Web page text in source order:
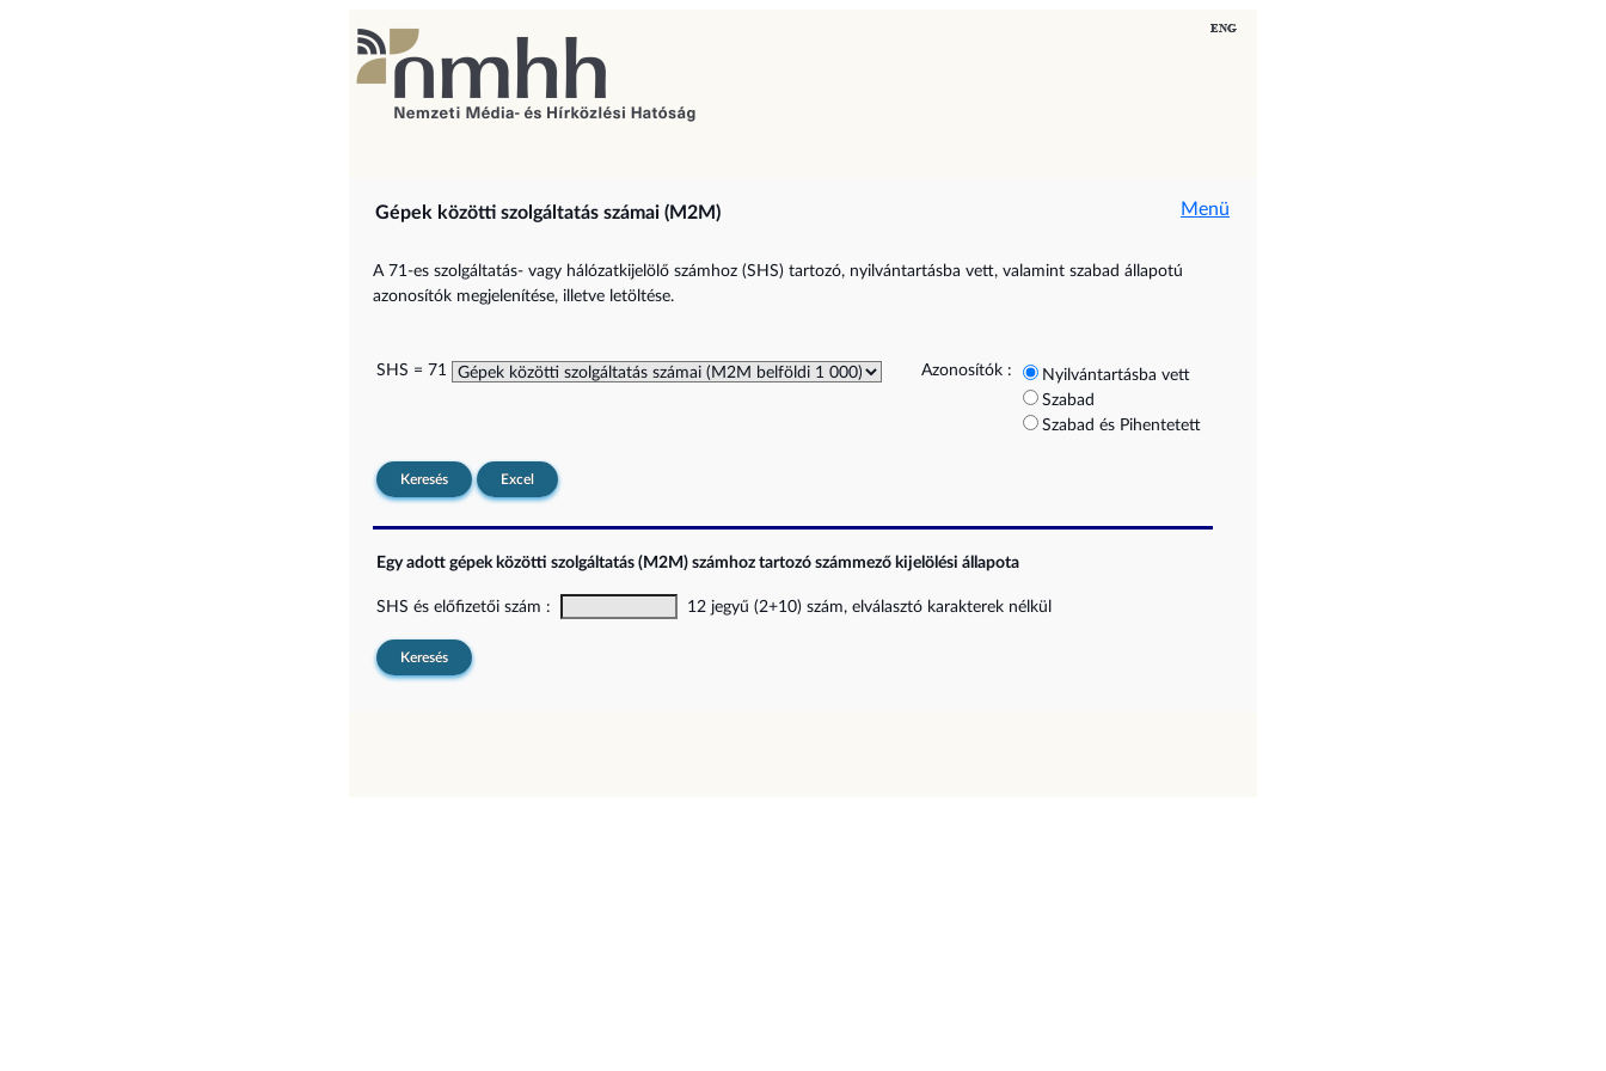
Gépek közötti szolgáltatás számai (M2M) Menü
A 71-es szolgáltatás- vagy hálózatkijelölő számhoz (SHS) tartozó, nyilvántartásba vett, valamint szabad állapotú
azonosítók megjelenítése, illetve letöltése.
SHS = 71 Azonosítók :
Nyilvántartásba vett
Szabad
Szabad és Pihentetett
Keresés Excel
Egy adott gépek közötti szolgáltatás (M2M) számhoz tartozó számmező kijelölési állapota
SHS és előfizetői szám : 12 jegyű (2+10) szám, elválasztó karakterek nélkül
Keresés